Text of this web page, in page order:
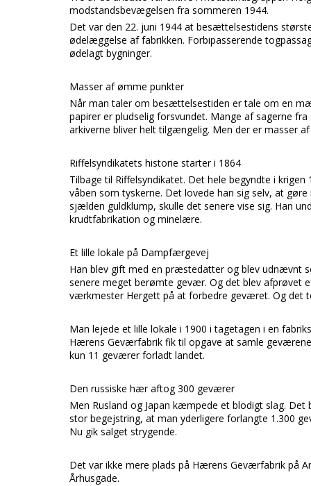
modstandsbevægelsen fra sommeren 1944.
Det var den 22. juni 1944 at besættelsestidens
ødelæggelse af fabrikken. Forbipasserende
ødelagt bygninger.
Masser af ømme punkter
Når man taler om besættelsestiden er tale om en
papirer er pludselig forsvundet. Mange af sagerne
arkiverne bliver helt tilgængelig. Men der er masser
Riffelsyndikatets historie starter i 1864
Tilbage til Riffelsyndikatet. Det hele begyndte i krigen
våben som tyskerne. Det lovede han sig selv, at
sjælden guldklump, skulle det senere vise sig. Han
krudtfabrikation og minelære.
Et lille lokale på Dampfærgevej
Han blev gift med en præstedatter og blev udnævnt
senere meget berømte gevær. Og det blev afprøvet
værkmester Hergett på at forbedre geværet. Og det
Man lejede et lille lokale i 1900 i tagetagen i en
Hærens Geværfabrik fik til opgave at samle
kun 11 geværer forladt landet.
Den russiske hær aftog 300 geværer
Men Rusland og Japan kæmpede et blodigt slag.
stor begejstring, at man yderligere forlangte 1.300
Nu gik salget strygende.
Det var ikke mere plads på Hærens Geværfabrik på
Århusgade.